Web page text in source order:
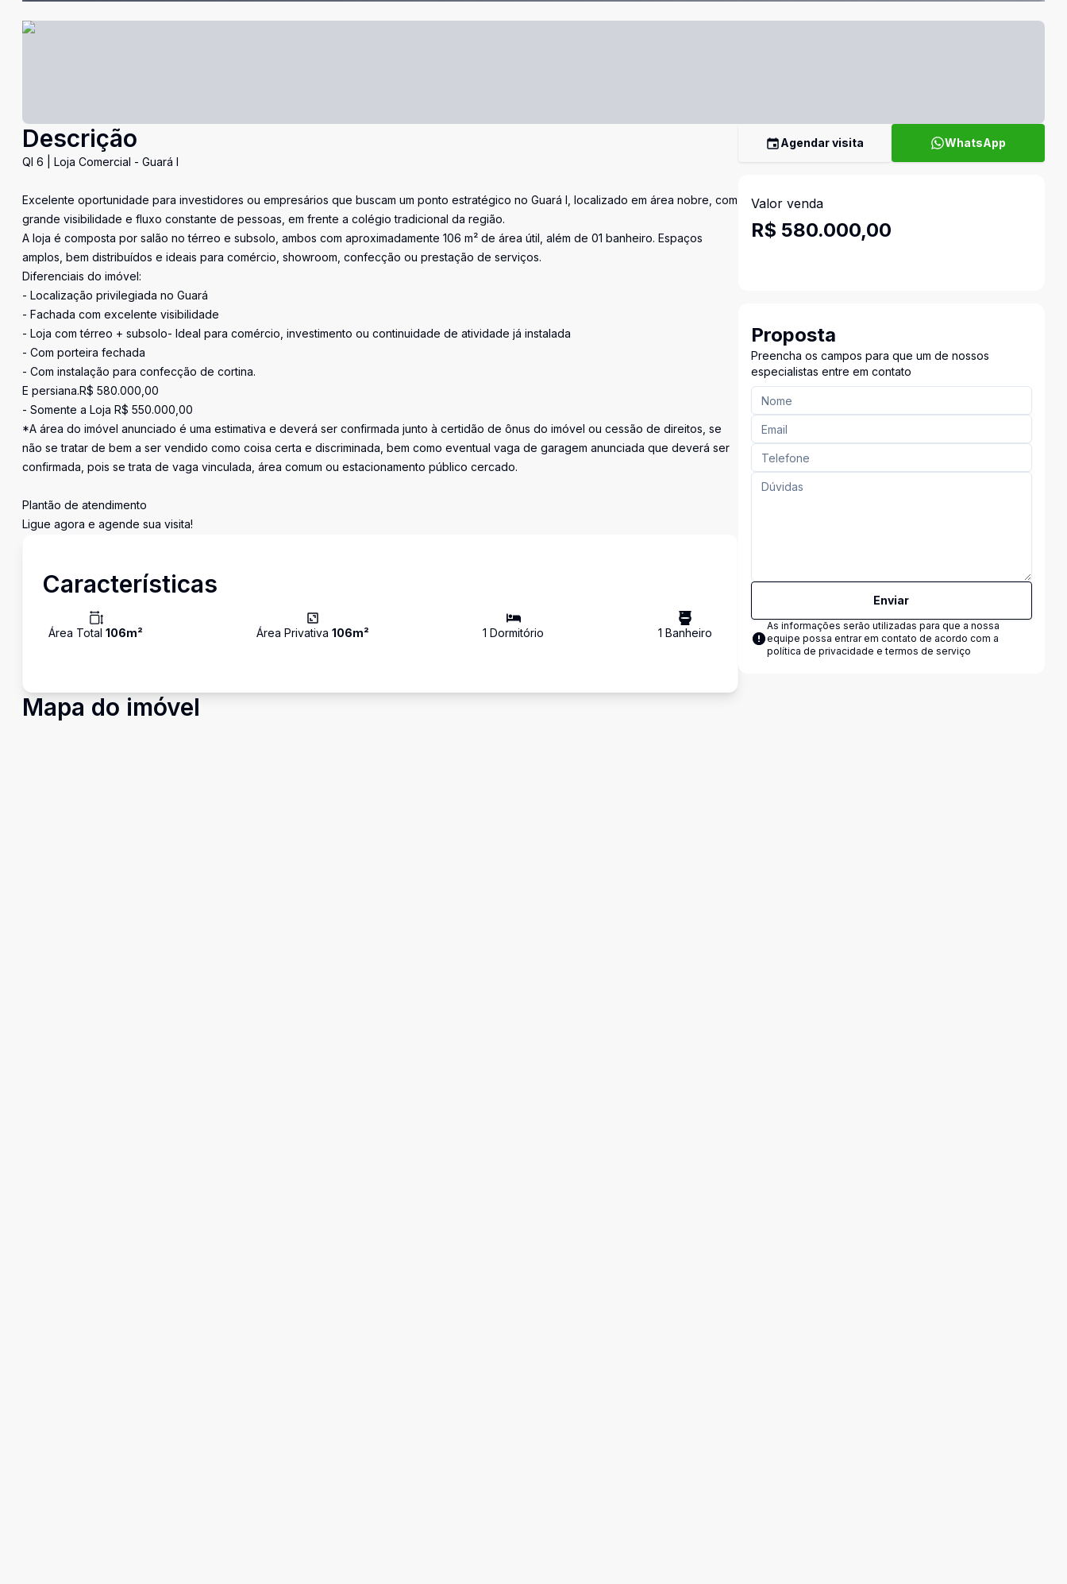
Descrição
QI 6 | Loja Comercial - Guará I
Excelente oportunidade para investidores ou empresários que buscam um ponto estratégico no Guará I, localizado em área nobre, com
grande visibilidade e fluxo constante de pessoas, em frente a colégio tradicional da região.
A loja é composta por salão no térreo e subsolo, ambos com aproximadamente 106 m² de área útil, além de 01 banheiro. Espaços
amplos, bem distribuídos e ideais para comércio, showroom, confecção ou prestação de serviços.
Diferenciais do imóvel:
- Localização privilegiada no Guará
- Fachada com excelente visibilidade
- Loja com térreo + subsolo- Ideal para comércio, investimento ou continuidade de atividade já instalada
- Com porteira fechada
- Com instalação para confecção de cortina.
E persiana.R$ 580.000,00
- Somente a Loja R$ 550.000,00
*A área do imóvel anunciado é uma estimativa e deverá ser confirmada junto à certidão de ônus do imóvel ou cessão de direitos, se
não se tratar de bem a ser vendido como coisa certa e discriminada, bem como eventual vaga de garagem anunciada que deverá ser
confirmada, pois se trata de vaga vinculada, área comum ou estacionamento público cercado.
Plantão de atendimento
Ligue agora e agende sua visita!
Características
Área Total 106m² Área Privativa106m² 1 Dormitório 1 Banheiro
Mapa do imóvel
Agendar visita WhatsApp
Valor venda
R$ 580.000,00
Proposta
Preencha os campos para que um de nossos
especialistas entre em contato
Enviar
As informações serão utilizadas para que a nossa
equipe possa entrar em contato de acordo com a
política de privacidade e termos de serviço